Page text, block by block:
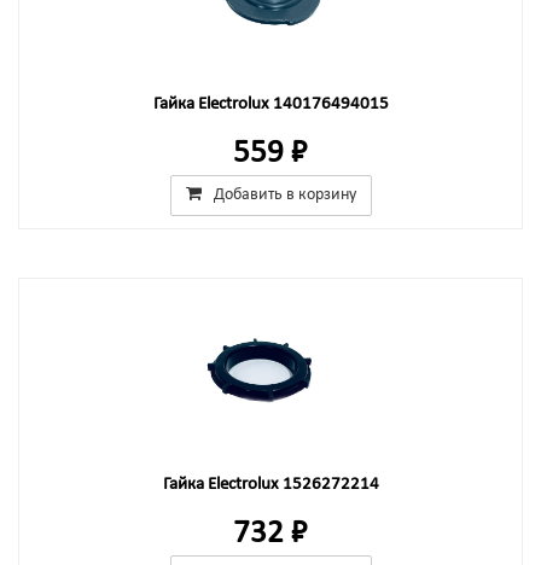
Гайка Electrolux 140176494015
559 ₽
Добавить в корзину
Гайка Electrolux 1526272214
732 ₽